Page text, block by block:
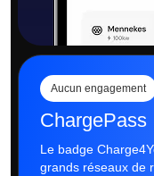
Aucun engagement
ChargePass
Le badge
grands réseaux de